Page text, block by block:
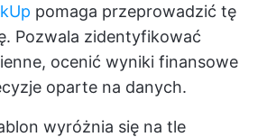
pomaga przeprowadzić tę
Pozwala zidentyfikować
ocenić wyniki finansowe
oparte na danych.
wyróżnia się na tle